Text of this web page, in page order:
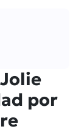
por